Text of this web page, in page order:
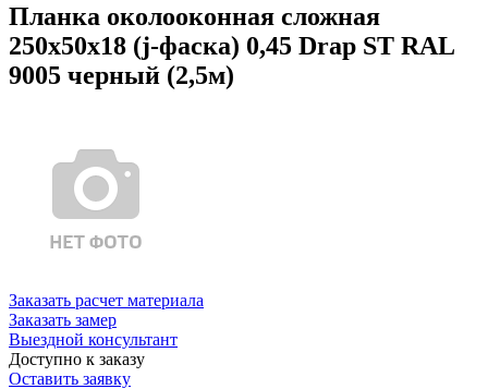
Планка околооконная сложная
250х50х18 (j-фаска) 0,45 Drap ST RAL
9005 черный (2,5м)
Заказать расчет материала
Заказать замер
Выездной консультант
Доступно к заказу
Оставить заявку